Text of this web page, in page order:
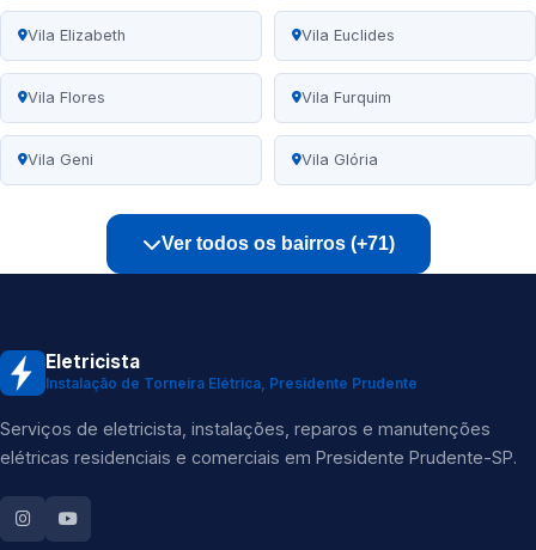
Vila Elizabeth Vila Euclides
Vila Flores Vila Furquim
Vila Geni Vila Glória
Ver todos os bairros (+71)
Eletricista
Instalação de Torneira Elétrica, Presidente Prudente
Serviços de eletricista, instalações, reparos e manutenções
elétricas residenciais e comerciais em Presidente Prudente-SP.